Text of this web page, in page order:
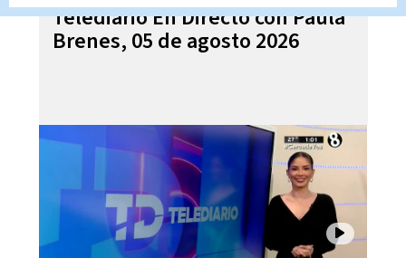
Telediario En Directo con Paula
Brenes, 05 de agosto 2026